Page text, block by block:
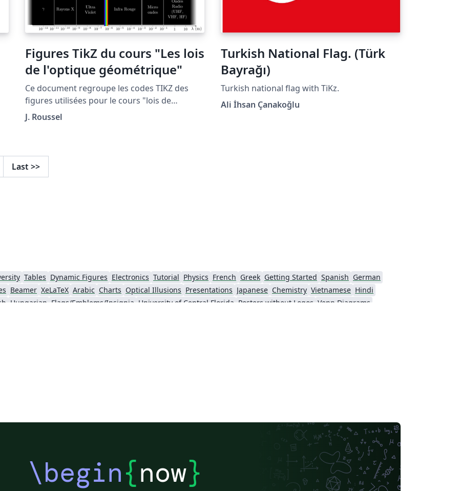
Figures TikZ du cours "Les lois
de l'optique géométrique"
Ce document regroupe les codes TIKZ des
figures utilisées pour le cours "lois de
l'optique géométrique" situé à la page:
http://femto-
J. Roussel
Turkish National Flag. (Türk
Bayrağı)
Turkish national flag with TiKz.
Ali İhsan Çanakoğlu
Last >>
Tables Dynamic Figures Electronics Tutorial Physics French Greek Getting Started Spanish German
Beamer XeLaTeX Arabic Charts Optical Illusions Presentations Japanese Chemistry Vietnamese Hindi
Hungarian Flags/Emblems/Insignia University of Central Florida Posters without Logos Venn Diagrams
\begin{now}